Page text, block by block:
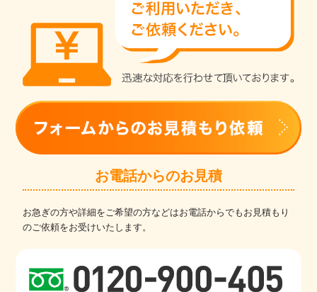
お電話からのお見積
お急ぎの方や詳細をご希望の方などはお電話からでもお見積もり
のご依頼をお受けいたします。